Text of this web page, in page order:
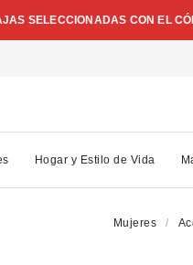
SELECCIONADAS CON EL
Hogar y Estilo de Vida
Mujeres